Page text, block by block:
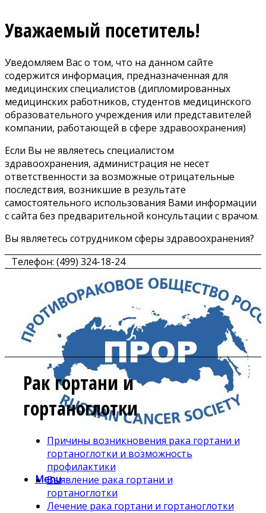
Уважаемый посетитель!
Уведомляем Вас о том, что на данном сайте
содержится информация, предназначенная для
медицинских специалистов (дипломированных
медицинских работников, студентов медицинского
образовательного учреждения или представителей
компании, работающей в сфере здравоохранения)
Если Вы не являетесь специалистом
здравоохранения, администрация не несет
ответственности за возможные отрицательные
последствия, возникшие в результате
самостоятельного использования Вами информации
с сайта без предварительной консультации с врачом.
Вы являетесь сотрудником сферы здравоохранения?
Телефон: (499) 324-18-24
Menu
Рак гортани и
гортаноглотки
Причины возникновения рака гортани и
гортаноглотки и возможность
профилактики
Выявление рака гортани и
гортаноглотки
Лечение рака гортани и гортаноглотки